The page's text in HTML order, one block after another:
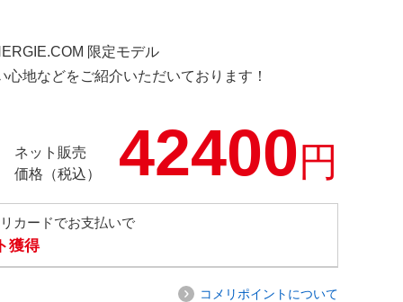
限定モデル
地などをご紹介いただいております！
ネット販売
価格（税込）
42400円
カードでお支払いで
獲得
コメリポイントについて